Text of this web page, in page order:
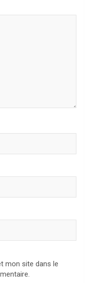
mon site dans le